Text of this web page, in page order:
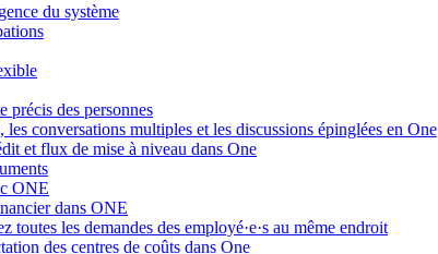
du système
précis des personnes
conversations multiples et les discussions épinglées en One
et flux de mise à niveau dans One
ONE
dans ONE
toutes les demandes des employé·e·s au même endroit
des centres de coûts dans One